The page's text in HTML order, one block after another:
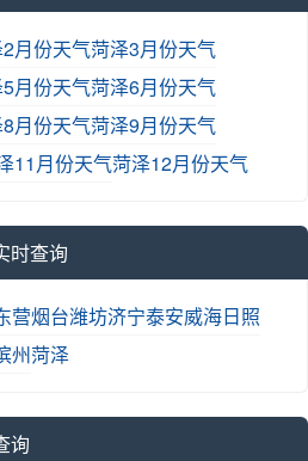
月份天气菏泽3月份天气
月份天气菏泽6月份天气
月份天气菏泽9月份天气
11月份天气菏泽12月份天气
时查询
营烟台潍坊济宁泰安威海日照
州菏泽
询